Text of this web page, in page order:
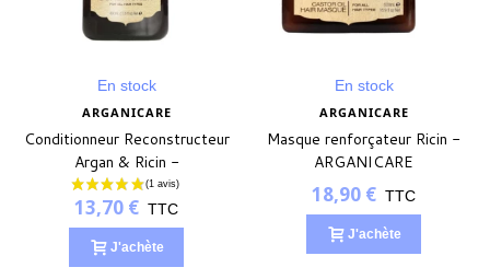
En stock
ARGANICARE
Conditionneur Reconstructeur
Argan & Ricin -
ARGANICARE
13,70 € TTC
J'achète
En stock
ARGANICARE
Masque renforçateur Ricin -
ARGANICARE
18,90 € TTC
J'achète